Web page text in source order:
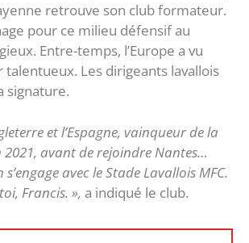
retrouve son club formateur.
pour ce milieu défensif au
Entre-temps, l’Europe a vu
Les dirigeants lavallois
signature.
et l’Espagne, vainqueur de la
2021, avant de rejoindre Nantes…
avec le Stade Lavallois MFC.
Francis. », a indiqué le club.